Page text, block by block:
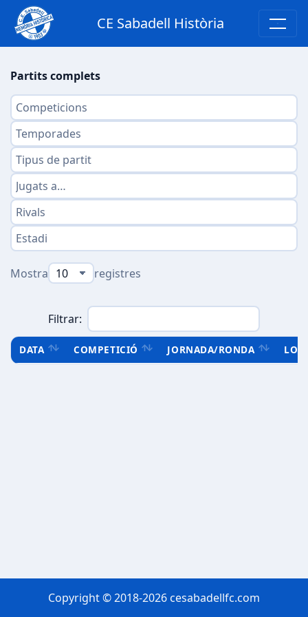
CE Sabadell Història
Partits complets
Mostra registres
Filtrar:
DATA COMPETICIÓ JORNADA/RONDA
Copyright © 2018-2026 cesabadellfc.com